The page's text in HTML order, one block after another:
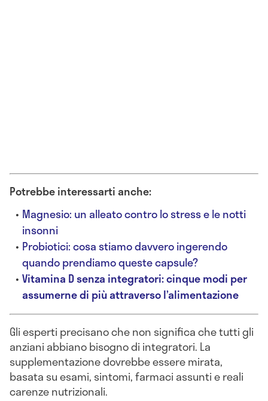
Potrebbe interessarti anche:
Magnesio: un alleato contro lo stress e le notti
insonni
Probiotici: cosa stiamo davvero ingerendo
quando prendiamo queste capsule?
Vitamina D senza integratori: cinque modi per
assumerne di più attraverso l’alimentazione
Gli esperti precisano che non significa che tutti gli
anziani abbiano bisogno di integratori. La
supplementazione dovrebbe essere mirata,
basata su esami, sintomi, farmaci assunti e reali
carenze nutrizionali.